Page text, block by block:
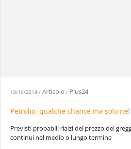
13/10/2018 / Articolo / Plus24
Petrolio, qualche chance ma solo
Previsti probabili rialzi del prezzo del
continui nel medio o lungo termine